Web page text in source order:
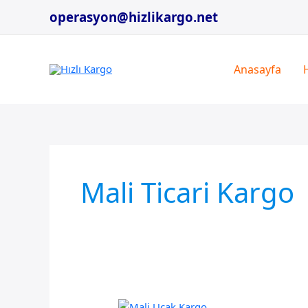
operasyon@hizlikargo.net
Anasayfa
Mali Ticari Kargo